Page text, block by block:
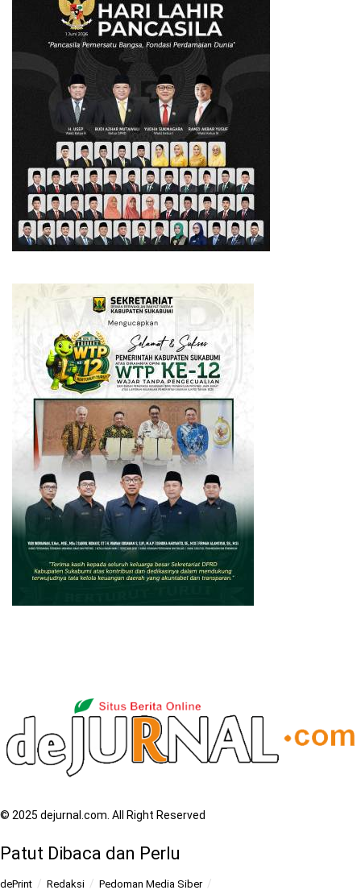
© 2025 dejurnal.com. All Right Reserved
Patut Dibaca dan Perlu
dePrint Redaksi Pedoman Media Siber